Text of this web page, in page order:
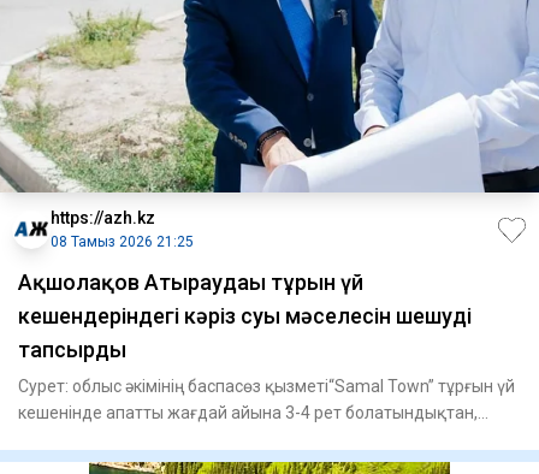
https://azh.kz
08 Тамыз 2026 21:25
​Ақшолақов Атыраудағы тұрғын үй
кешендеріндегі кәріз суы мәселесін шешуді
тапсырды
Сурет: облыс әкімінің баспасөз қызметі“Samal Town” тұрғын үй
кешенінде апатты жағдай айына 3-4 рет болатындықтан,